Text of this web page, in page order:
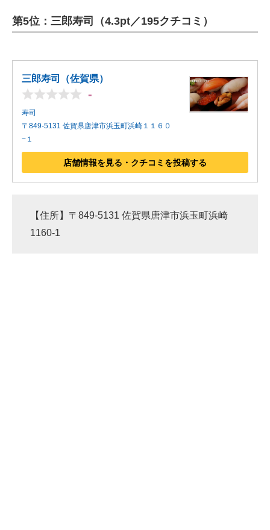
第5位：三郎寿司（4.3pt／195クチコミ）
三郎寿司（佐賀県）
-
寿司
〒849-5131 佐賀県唐津市浜玉町浜崎１１６０
−１
店舗情報を見る・クチコミを投稿する
【住所】〒849-5131 佐賀県唐津市浜玉町浜崎
1160-1